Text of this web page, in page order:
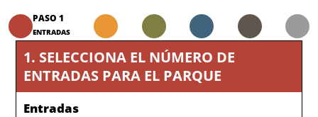
PASO 1
ENTRADAS
1. SELECCIONA EL NÚMERO DE
ENTRADAS PARA EL PARQUE
Entradas